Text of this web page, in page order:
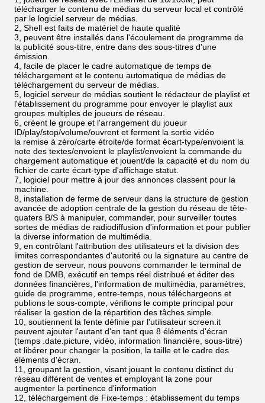
télécharger le contenu de médias du serveur local et contrôlé
par le logiciel serveur de médias.
2, Shell est faits de matériel de haute qualité
3, peuvent être installés dans l'écoulement de programme de
la publicité sous-titre, entre dans des sous-titres d'une
émission.
4, facile de placer le cadre automatique de temps de
téléchargement et le contenu automatique de médias de
téléchargement du serveur de médias.
5, logiciel serveur de médias soutient le rédacteur de playlist et
l'établissement du programme pour envoyer le playlist aux
groupes multiples de joueurs de réseau.
6, créent le groupe et l'arrangement du joueur
ID/play/stop/volume/ouvrent et ferment la sortie vidéo
la remise à zéro/carte étroite/de format écart-type/envoient la
note des textes/envoient le playlist/envoient la commande du
chargement automatique et jouent/de la capacité et du nom du
fichier de carte écart-type d'affichage statut.
7, logiciel pour mettre à jour des annonces classent pour la
machine.
8, installation de ferme de serveur dans la structure de gestion
avancée de adoption centrale de la gestion du réseau de tête-
quaters B/S à manipuler, commander, pour surveiller toutes
sortes de médias de radiodiffusion d'information et pour publier
la diverse information de multimédia.
9, en contrôlant l'attribution des utilisateurs et la division des
limites correspondantes d'autorité ou la signature au centre de
gestion de serveur, nous pouvons commander le terminal de
fond de DMB, exécutif en temps réel distribué et éditer des
données financières, l'information de multimédia, paramètres,
guide de programme, entre-temps, nous téléchargeons et
publions le sous-compte, vérifions le compte principal pour
réaliser la gestion de la répartition des tâches simple.
10, soutiennent la fente définie par l'utilisateur screen.it
peuvent ajouter l'autant d'en tant que 8 éléments d'écran
(temps .date.picture, vidéo, information financière, sous-titre)
et libérer pour changer la position, la taille et le cadre des
éléments d'écran.
11, groupant la gestion, visant jouant le contenu distinct du
réseau différent de ventes et employant la zone pour
augmenter la pertinence d'information
12, téléchargement de Fixe-temps : établissement du temps